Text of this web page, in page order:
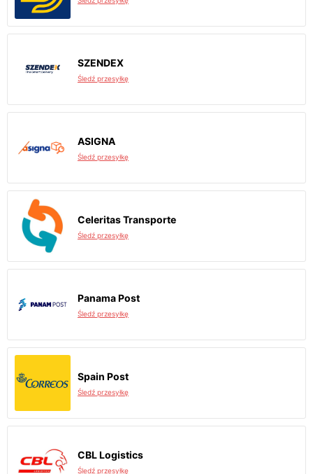
SZENDEX
Śledź przesyłkę
ASIGNA
Śledź przesyłkę
Celeritas Transporte
Śledź przesyłkę
Panama Post
Śledź przesyłkę
Spain Post
Śledź przesyłkę
CBL Logistics
Śledź przesyłkę